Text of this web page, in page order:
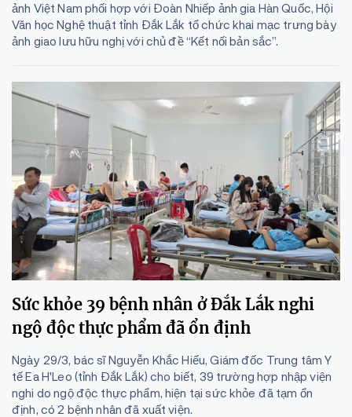
ảnh Việt Nam phối hợp với Đoàn Nhiếp ảnh gia Hàn Quốc, Hội
Văn học Nghệ thuật tỉnh Đắk Lắk tổ chức khai mạc trưng bày
ảnh giao lưu hữu nghị với chủ đề “Kết nối bản sắc”.
Sức khỏe 39 bệnh nhân ở Đắk Lắk nghi
ngộ độc thực phẩm đã ổn định
Ngày 29/3, bác sĩ Nguyễn Khắc Hiếu, Giám đốc Trung tâm Y
tế Ea H'Leo (tỉnh Đắk Lắk) cho biết, 39 trường hợp nhập viện
nghi do ngộ độc thực phẩm, hiện tại sức khỏe đã tạm ổn
định, có 2 bệnh nhân đã xuất viện.